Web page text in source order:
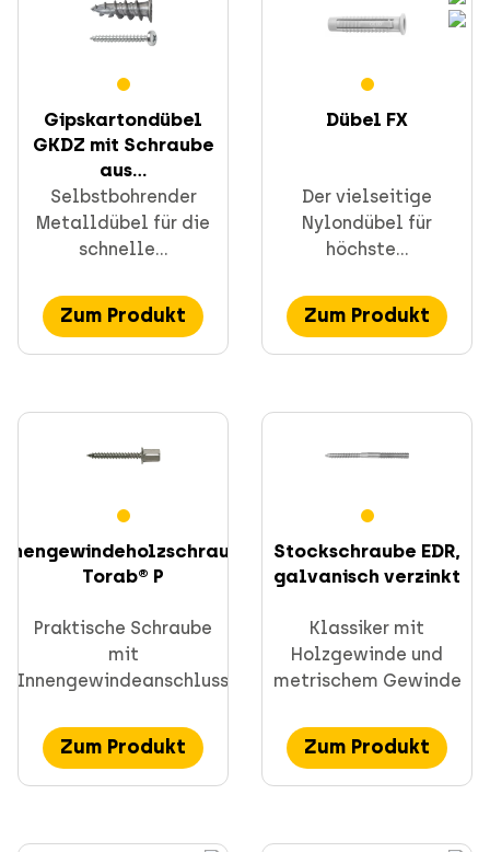
Schnellbefestigung
Schrauben
Gipskartondübel
GKDZ mit Schraube
aus...
Selbstbohrender
Metalldübel für die
schnelle...
Zum Produkt
Dübel FX
Der vielseitige
Nylondübel für
höchste...
Zum Produkt
Torab® P
Praktische Schraube
mit
Innengewindeanschluss
Zum Produkt
Stockschraube EDR,
galvanisch verzinkt
Klassiker mit
Holzgewinde und
metrischem Gewinde
Zum Produkt